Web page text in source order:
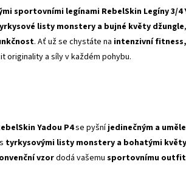
sportovními legínami RebelSkin Legíny 3/4
listy monstery a bujné květy džungle
. Ať už se chystáte na intenzivní
originality a síly v každém pohybu.
Yadou P4se pyšníjedinečným a
s tyrkysovými listy monstery a bohatými
vzordodá vašemu sportovnímu